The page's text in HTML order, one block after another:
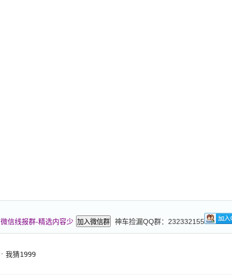
微信线报群-精选内容少 加入微信群 神车捡漏QQ群：232332155
我猜1999